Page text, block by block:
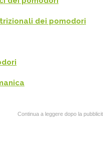
dei pomodori
Continua a leggere dopo la